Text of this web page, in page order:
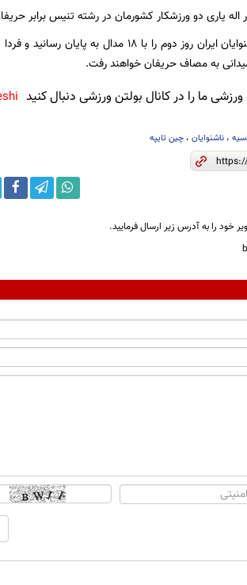
اله یاری دو ورزشکار کشورمان در رشته تنیس برابر
به مصاف حریفان خواهند رفت.
ما را در کانال بولتن ورزشی دنبال کنید
، ناشنوایان، چین تایپه
خود را به آدرس زیر ارسال فرمایید.